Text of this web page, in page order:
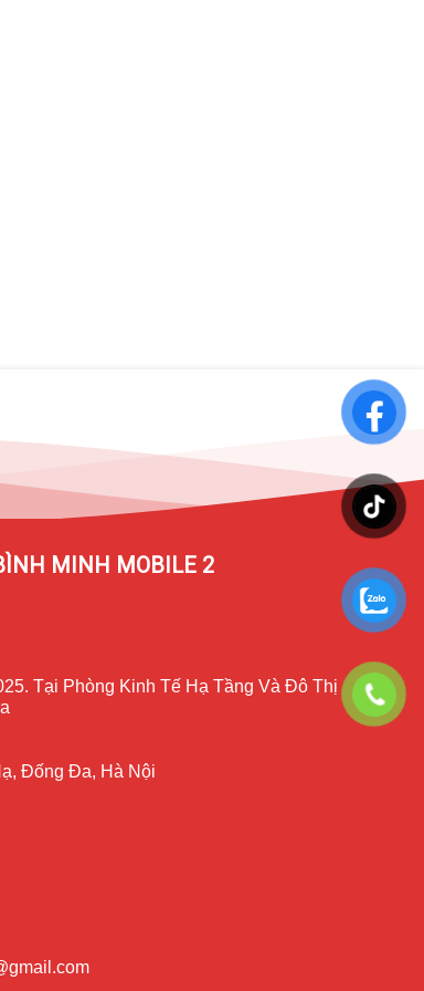
MINH MOBILE 2
Tại Phòng Kinh Tế Hạ Tầng Và Đô Thị
Đống Đa, Hà Nội